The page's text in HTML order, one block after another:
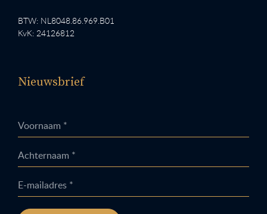
BTW: NL8048.86.969.B01
KvK: 24126812
Nieuwsbrief
Voornaam *
Achternaam *
E-mailadres *